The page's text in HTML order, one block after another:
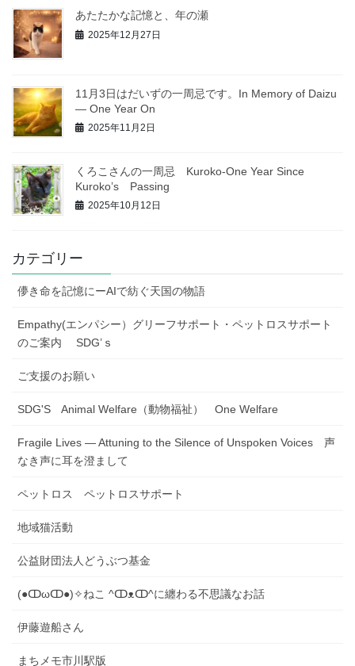
あたたかな記憶と、年の瀬
2025年12月27日
11月3日はだいずの一周忌です。In Memory of Daizu
— One Year On
2025年11月2日
くろこさんの一周忌 Kuroko-One Year Since
Kuroko’s Passing
2025年10月12日
カテゴリー
儚き命を記憶にーAIで紡ぐ天国の物語
Empathy(エンパシー）グリーフサポート・ペットロスサポート
のご案内 SDG’ｓ
ご支援のお願い
SDG'S Animal Welfare（動物福祉） One Welfare
Fragile Lives — Attuning to the Silence of Unspoken Voices 声
なき声に耳を澄まして
ペットロス ペットロスサポート
地域猫活動
公益財団法人どうぶつ基金
(●ↀωↀ●)✧ねこ ^ↀᴥↀ^に纏わる不思議なお話
伊藤遊船さん
まちメモ市川駅版